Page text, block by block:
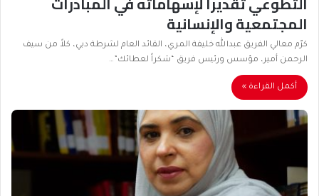
المجتمعية والإنسانية
كرّم معالي الفريق عبدالله خليفة المري، القائد العام لشرطة دبي، كلاً من سيف
الرحمن أمير، مؤسس ورئيس فريق “شكراً لعطائك”…
أكمل القراءة »